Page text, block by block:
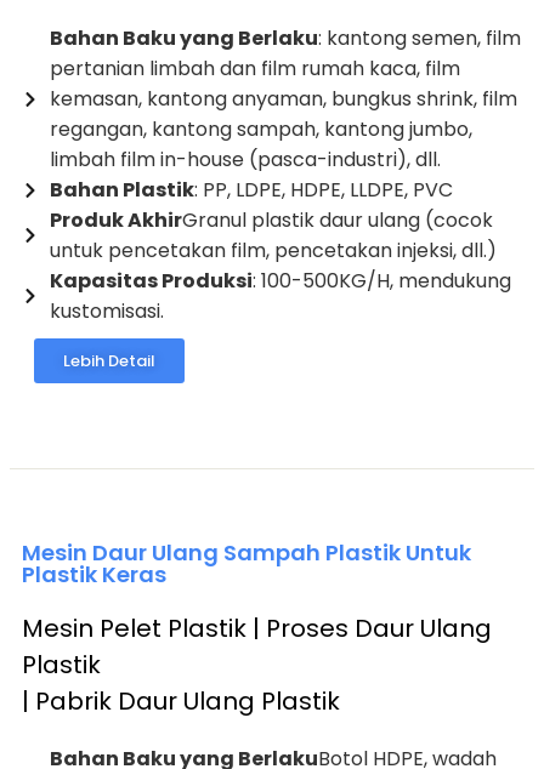
Bahan Baku yang Berlaku: kantong semen, film
pertanian limbah dan film rumah kaca, film
kemasan, kantong anyaman, bungkus shrink, film
regangan, kantong sampah, kantong jumbo,
limbah film in-house (pasca-industri), dll.
Bahan Plastik: PP, LDPE, HDPE, LLDPE, PVC
Produk AkhirGranul plastik daur ulang (cocok
untuk pencetakan film, pencetakan injeksi, dll.)
Kapasitas Produksi: 100-500KG/H, mendukung
kustomisasi.
Lebih Detail
Mesin Daur Ulang Sampah Plastik Untuk
Plastik Keras
Mesin Pelet Plastik | Proses Daur Ulang
Plastik
| Pabrik Daur Ulang Plastik
Bahan Baku yang BerlakuBotol HDPE, wadah